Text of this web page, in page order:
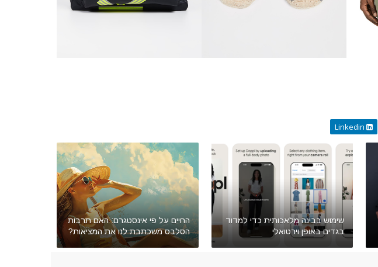
החיים על פי אינסטגרם: האם תרבות
הסלבס משכתבת לנו את המציאות?
שימוש בבינה מלאכותית כדי למדוד
בגדים באופן וירטואלי